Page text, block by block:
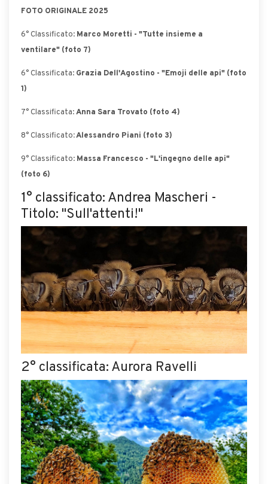
FOTO ORIGINALE 2025
6° Classificato: Marco Moretti - "Tutte insieme a
ventilare" (foto 7)
6° Classificata: Grazia Dell'Agostino - "Emoji delle api" (foto
1)
7° Classificata:Anna Sara Trovato (foto 4)
8° Classificato: Alessandro Piani (foto 3)
9° Classificato: Massa Francesco - "L'ingegno delle api"
(foto 6)
1° classificato: Andrea Mascheri -
Titolo: "Sull'attenti!"
2° classificata: Aurora Ravelli